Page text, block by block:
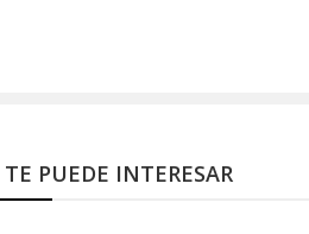
PUEDE INTERESAR